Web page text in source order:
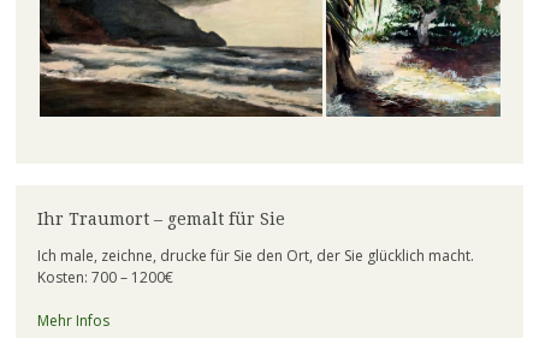
Ihr Traumort – gemalt für Sie
Ich male, zeichne, drucke für Sie den Ort, der Sie glücklich macht.
Kosten: 700 – 1200€
Mehr Infos